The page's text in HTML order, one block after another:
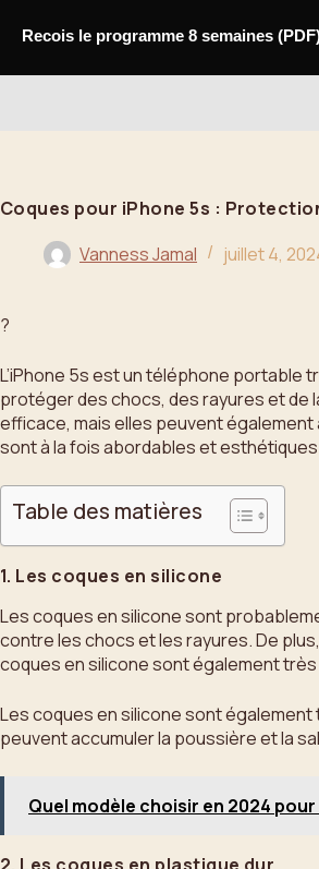
Coques pour iPhone 5s :
Vanness Jamal
juillet 4,
?
L’iPhone 5s est un téléphone
protéger des chocs, des rayures et de
efficace, mais elles peuvent
sont à la fois abordables et
Table des matières
1. Les coques en silicone
Les coques en silicone sont
contre les chocs et les rayures. De
coques en silicone sont également
Les coques en silicone sont
peuvent accumuler la poussière et la
Quel modèle choisir en 2024 pour
Recois le programme 8 semaines